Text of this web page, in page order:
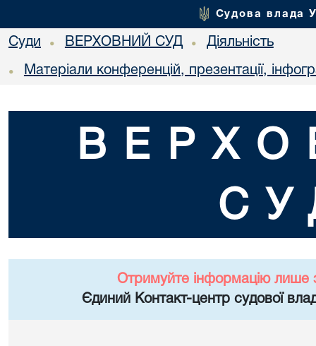
Судова влада
Суди • ВЕРХОВНИЙ СУД • Діяльність
• Матеріали конференцій, презентації,
Отримуйте інформацію лише
Єдиний Контакт-центр судової